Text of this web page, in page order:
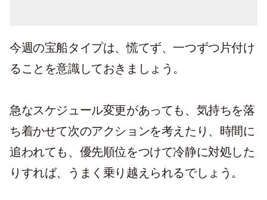
今週の宝船タイプは、慌てず、一つずつ片付け
ることを意識しておきましょう。
急なスケジュール変更があっても、気持ちを落
ち着かせて次のアクションを考えたり、時間に
追われても、優先順位をつけて冷静に対処した
りすれば、うまく乗り越えられるでしょう。